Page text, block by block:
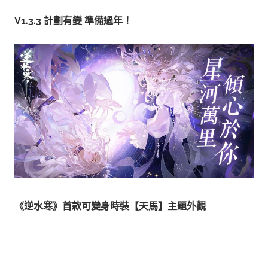
V1.3.3 計劃有變 準備過年！
《逆水寒》首款可變身時裝【天馬】主題外觀